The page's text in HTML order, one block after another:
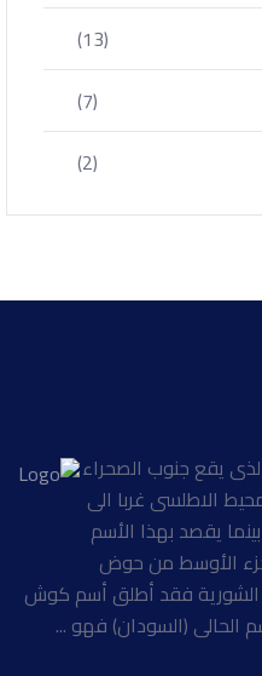
(13)
(7)
(2)
يقع جنوب الصحراء
الاطلسى غربا الى
يقصد بهذا الأسم
الأوسط من حوض
الشورية فقد أطلق أسم كوش
الحالى (السودان) فهو ...